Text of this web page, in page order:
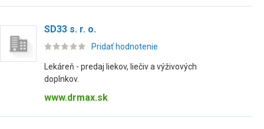
SD33 s. r. o.
Pridať hodnotenie
Lekáreň - predaj liekov, liečiv a výživových
doplnkov.
www.drmax.sk